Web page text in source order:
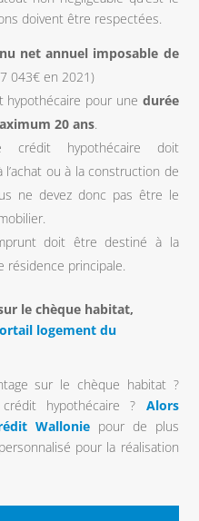
doivent être respectées.
net annuel imposable de
043€ en 2021)
hypothécaire pour une durée
20 ans.
hypothécaire doit
ou à la construction de
ne devez donc pas être le
doit être destiné à la
résidence principale.
le chèque habitat,
logement du
sur le chèque habitat ?
hypothécaire ? Alors
Wallonie pour de plus
pour la réalisation